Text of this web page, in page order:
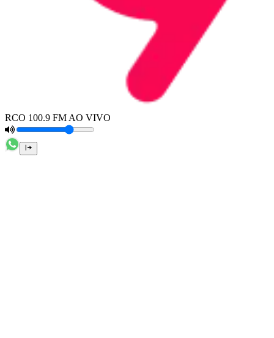
RCO 100.9 FM AO VIVO